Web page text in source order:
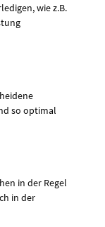
wie z.B.
so optimal
in der Regel
in der